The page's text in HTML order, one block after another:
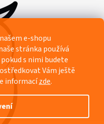
e-shopu
stránka používá
s nimi budete
Vám ještě
informacízde.